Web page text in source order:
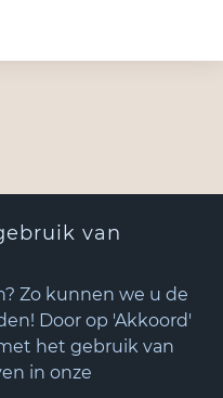
van
Zo kunnen we u de
Door op 'Akkoord'
het gebruik van
in onze